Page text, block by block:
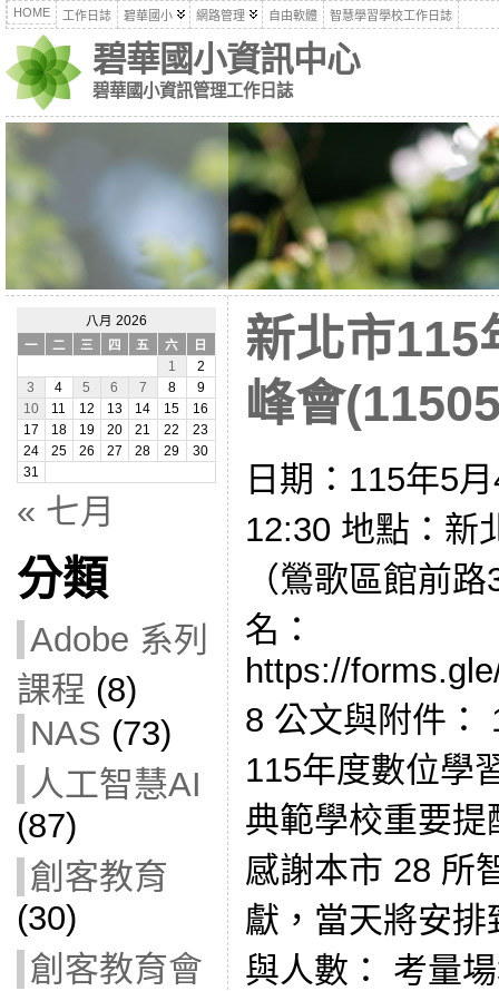
HOME 工作日誌 碧華國小 網路管理 自由軟體 智慧學習學校工作日誌
碧華國小資訊中心
碧華國小資訊管理工作日誌
八月 2026
一
二 三 四 五 六
日
1
2
3
4 5 6 7 8
9
10
11 12 13 14 15
16
17
18 19 20 21 22
23
24
25 26 27 28 29
30
31
« 七月
分類
Adobe 系列
課程 (8)
NAS (73)
人工智慧AI
(87)
創客教育
(30)
創客教育會
新北市115
峰會
日期：115年5
12:30 地點：新
（鶯歌區館前
名：
https://
8 公文與附件：
115年度數位學
典範學校重要
感謝本市 28 所
獻，當天將安
與人數： 考量